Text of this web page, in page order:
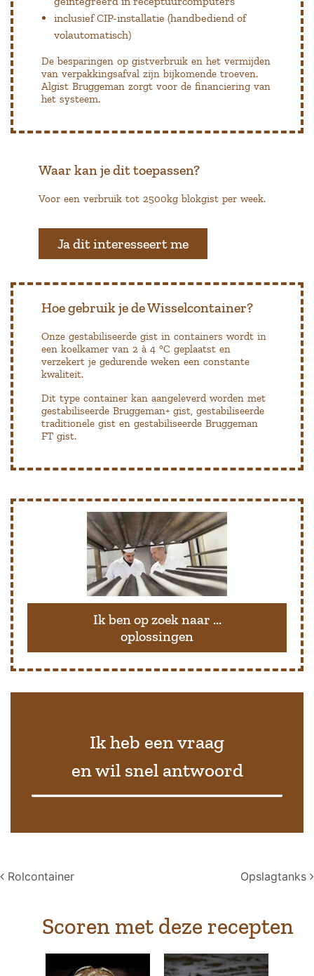
inclusief CIP-installatie (handbediend of
volautomatisch)
De besparingen op gistverbruik en het vermijden
van verpakkingsafval zijn bijkomende troeven.
Algist Bruggeman zorgt voor de financiering van
het systeem.
Waar kan je dit toepassen?
Voor een verbruik tot 2500kg blokgist per week.
Ja dit interesseert me
Hoe gebruik je de Wisselcontainer?
Onze gestabiliseerde gist in containers wordt in
een koelkamer van 2 à 4 °C geplaatst en
verzekert je gedurende weken een constante
kwaliteit.
Dit type container kan aangeleverd worden met
gestabiliseerde Bruggeman+ gist, gestabiliseerde
traditionele gist en gestabiliseerde Bruggeman
FT gist.
Ik ben op zoek naar ...
oplossingen
Ik heb een vraag
en wil snel antwoord
Post navigation
Rolcontainer Opslagtanks
Scoren met deze recepten